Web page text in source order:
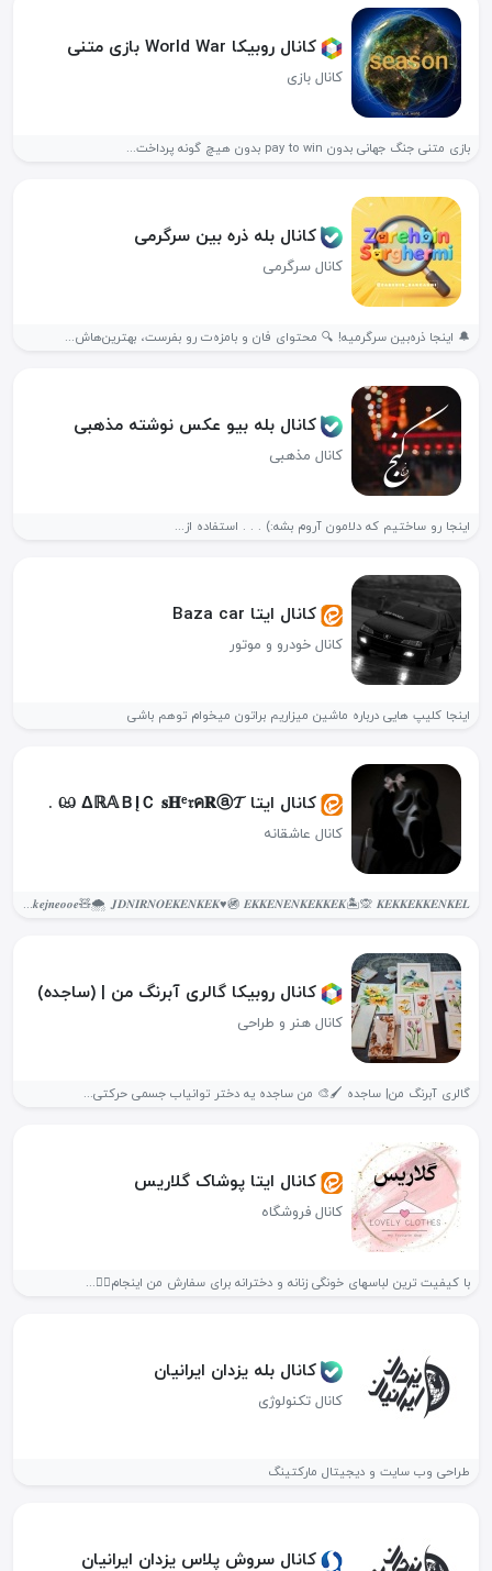
کانال روبیکا World War بازی متنی
کانال بازی
بازی متنی جنگ جهانی بدون pay to win بدون هیچ گونه پرداخت...
کانال بله ذره بین سرگرمی
کانال سرگرمی
🔔 اینجا ذره‌بین سرگرمیه! 🔍 محتوای فان و بامزه‌ت رو بفرست، بهترین‌هاش...
کانال بله بیو عکس نوشته مذهبی
کانال مذهبی
اینجا رو ساختیم که دلامون آروم بشه:) . . . استفاده از...
کانال ایتا Baza car
کانال خودرو و موتور
اینجا کلیپ هایی درباره ماشین میزاریم براتون میخوام توهم باشی
کانال ایتا ඏ Δℝ𝔸ＢĮＣ 𝐬𝐇ᵉ𝔯ค𝐑ⓐ𝓣 .
کانال عاشقانه
𝑯𝒌𝒅𝒋𝒏𝒅𝒌𝒌𝒆𝒋𝒏𝒆𝒐𝒐𝒆🧸🌨 𝑱𝑫𝑵𝑰𝑹𝑵𝑶𝑬𝑲𝑬𝑵𝑲𝑬𝑲♥️🚳 𝑬𝑲𝑲𝑬𝑵𝑬𝑵𝑲𝑬𝑲𝑲𝑬𝑲🏝🙊 𝑲𝑬𝑲𝑲𝑬𝑲𝑲𝑬𝑵𝑲𝑬𝑳🕊💓 میو🐱
کانال روبیکا گالری آبرنگ من | (ساجده)️
کانال هنر و طراحی
گالری آبرنگ من| ساجده 🖌️🎨 من ساجده یه دختر توانیاب جسمی حرکتی...
کانال ایتا پوشاک گلاریس
کانال فروشگاه
با کیفیت ترین لباسهای خونگی زنانه و دخترانه برای سفارش من اینجام👇🏻...
کانال بله یزدان ایرانیان
کانال تکنولوژی
طراحی وب سایت و دیجیتال مارکتینگ
کانال سروش پلاس یزدان ایرانیان